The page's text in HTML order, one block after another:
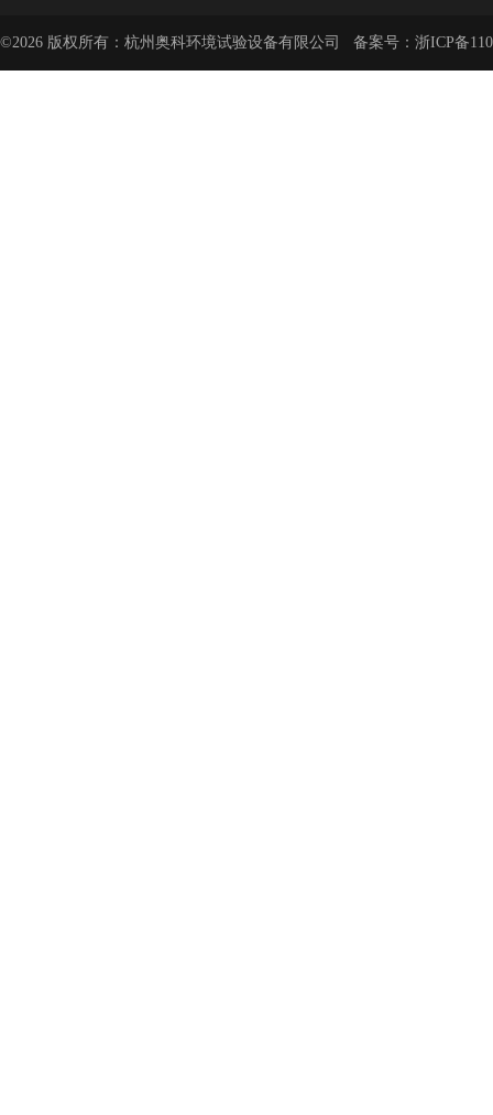
©2026 版权所有：杭州奥科环境试验设备有限公司 备案号： 浙ICP备